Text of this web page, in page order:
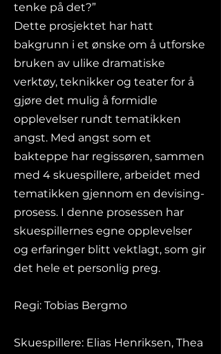
tenke på det?”
Dette prosjektet har hatt
bakgrunn i et ønske om å utforske
bruken av ulike dramatiske
verktøy, teknikker og teater for å
gjøre det mulig å formidle
opplevelser rundt tematikken
angst. Med angst som et
bakteppe har regissøren, sammen
med 4 skuespillere, arbeidet med
tematikken gjennom en devising-
prosess. I denne prosessen har
skuespillernes egne opplevelser
og erfaringer blitt vektlagt, som gir
det hele et personlig preg.
Regi: Tobias Bergmo
Skuespillere: Elias Henriksen, Thea